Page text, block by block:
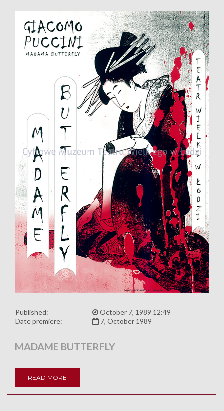
Published:
October 7, 1989 12:49
Date premiere:
7, October 1989
MADAME BUTTERFLY
READ MORE